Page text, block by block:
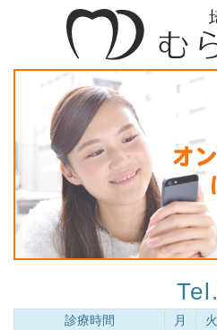
診療時間 月 火